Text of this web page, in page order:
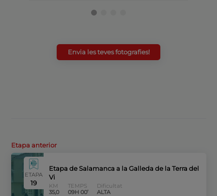
Envia les teves fotografies!
Etapa anterior
ETAPA
19
Etapa de Salamanca a la Galleda de la Terra del
Vi
KM
35,0
TEMPS
09H 00’
Dificultat
ALTA